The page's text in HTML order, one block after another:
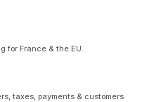
for France & the EU.
taxes, payments & customers